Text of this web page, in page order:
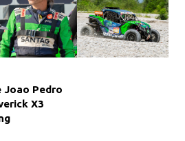
Joao Pedro
X3